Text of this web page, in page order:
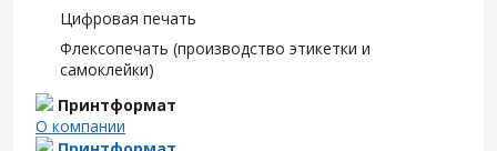
Цифровая печать
Флексопечать (производство этикетки и
самоклейки)
Принтформат
О компании